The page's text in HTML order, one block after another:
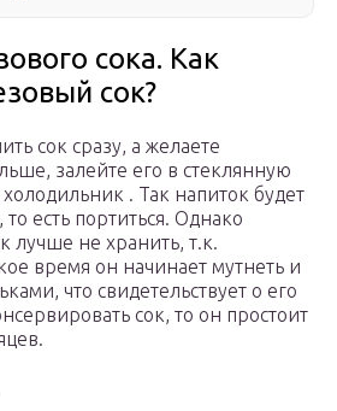
сока. Как
сок?
сок сразу, а желаете
залейте его в стеклянную
холодильник . Так напиток будет
есть портиться. Однако
лучше не хранить, т.к.
время он начинает мутнеть и
что свидетельствует о его
сок, то он простоит